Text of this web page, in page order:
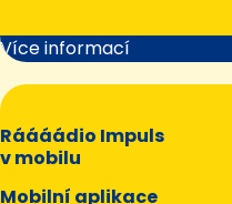
Více informací
Ráááádio Impuls
v mobilu
Mobilní aplikace